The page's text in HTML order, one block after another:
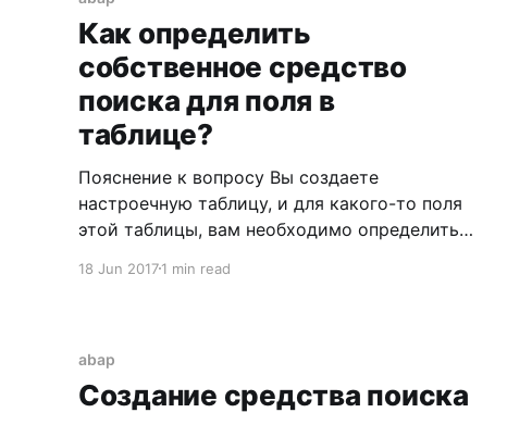
поиска PREM возникла
Как определить
собственное средство
поиска для поля в
таблице?
Пояснение к вопросу Вы создаете
настроечную таблицу, и для какого-то поля
этой таблицы, вам необходимо определить
операция выполняется функциональным
очень просто устранить. Решение вопроса
Итак, вам необходимо создать
пользовательскую таблицу с каким-то
18 Jun 20171 min read
abap
Создание средства поиска